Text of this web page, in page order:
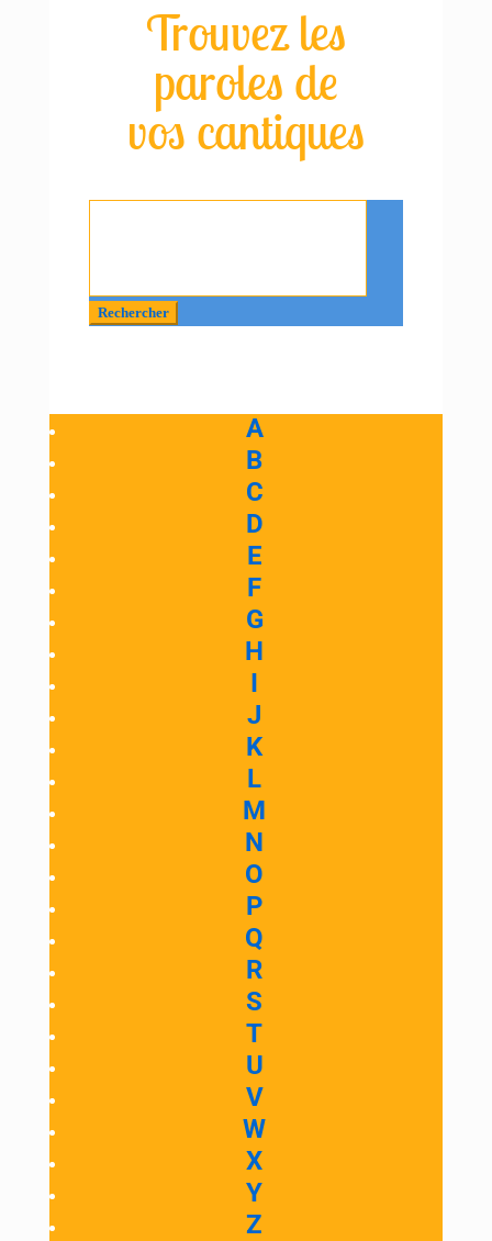
Trouvez les
paroles de
vos cantiques
A
B
C
D
E
F
G
H
I
J
K
L
M
N
O
P
Q
R
S
T
U
V
W
X
Y
Z